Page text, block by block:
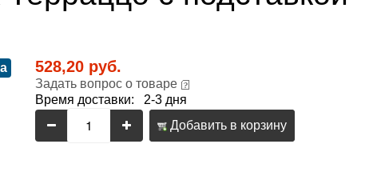
528,20 руб.
Задать вопрос о товаре
Время доставки: 2-3 дня
Добавить в корзину